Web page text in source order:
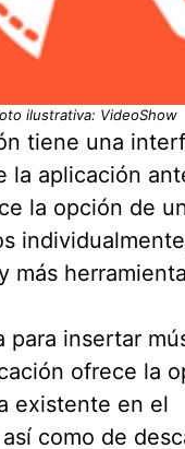
ilustrativa: VideoShow
tiene una
la aplicación
la opción de
más
para insertar
ofrece la
existente en el
como de